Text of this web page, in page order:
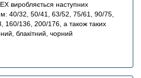
виробляється наступних
40/32, 50/41, 63/52, 75/61, 90/75,
160/136, 200/176, а також таких
блакітний, чорний